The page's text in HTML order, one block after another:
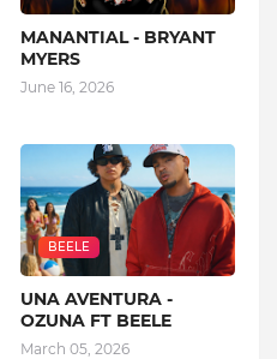
MANANTIAL - BRYANT
MYERS
June 16, 2026
BEELE
UNA AVENTURA -
OZUNA FT BEELE
March 05, 2026